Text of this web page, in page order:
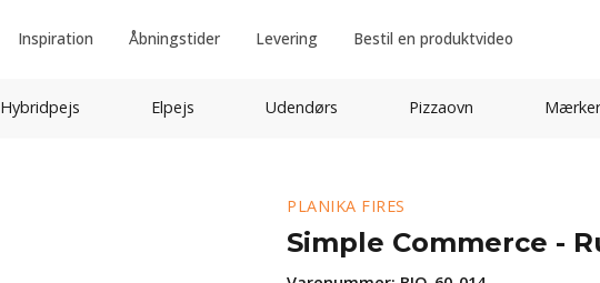
Inspiration Åbningstider Levering Bestil en produktvideo
Hybridpejs Elpejs Udendørs Pizzaovn Mærker
PLANIKA FIRES
Simple Commerce -